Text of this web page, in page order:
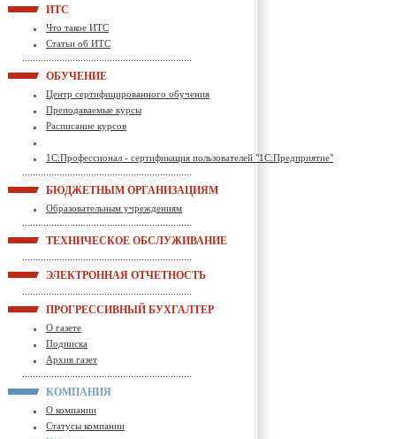
ИТС
Что такое ИТС
Статьи об ИТС
ОБУЧЕНИЕ
Центр сертифицированного обучения
Преподаваемые курсы
Расписание курсов
1С:Профессионал - сертификация пользователей "1С:Предприятие"
БЮДЖЕТНЫМ ОРГАНИЗАЦИЯМ
Образовательным учреждениям
ТЕХНИЧЕСКОЕ ОБСЛУЖИВАНИЕ
ЭЛЕКТРОННАЯ ОТЧЕТНОСТЬ
ПРОГРЕССИВНЫЙ БУХГАЛТЕР
О газете
Подписка
Архив газет
КОМПАНИЯ
О компании
Статусы компании